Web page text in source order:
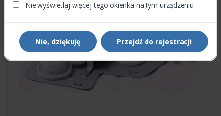
Nie wyświetlaj więcej tego okienka na tym urządzeniu
Nie, dziękuję Przejdź do rejestracji